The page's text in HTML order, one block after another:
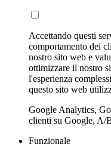
Accettando questi
comportamento dei
nostro sito web e
ottimizzare il nostro
l'esperienza
questo sito web
Google Analytics,
clienti su Google, A/
Funzionale